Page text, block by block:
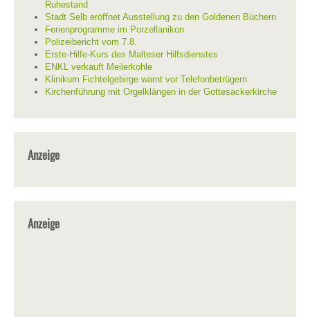
Ruhestand
Stadt Selb eröffnet Ausstellung zu den Goldenen Büchern
Ferienprogramme im Porzellanikon
Polizeibericht vom 7.8.
Erste-Hilfe-Kurs des Malteser Hilfsdienstes
ENKL verkauft Meilerkohle
Klinikum Fichtelgebirge warnt vor Telefonbetrügern
Kirchenführung mit Orgelklängen in der Gottesackerkirche
Anzeige
Anzeige